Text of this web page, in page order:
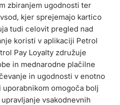
zbiranjem ugodnosti ter
kjer sprejemajo kartico
tudi celovit pregled nad
koristi v aplikaciji Petrol
Pay Loyalty združuje
in mednarodne plačilne
in ugodnosti v enotno
omogoča bolj
vsakodnevnih